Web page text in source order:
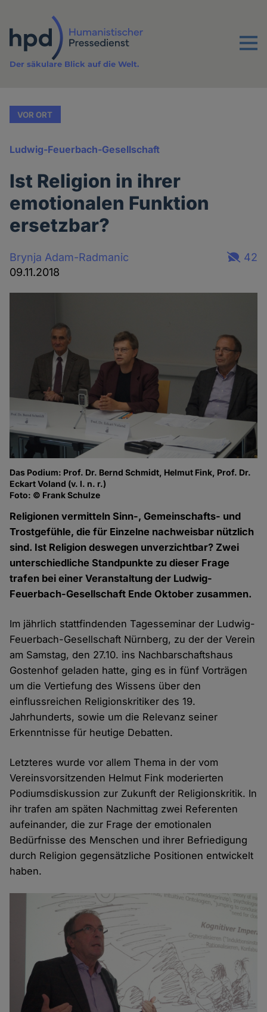
Inhalt
Menu
Der säkulare Blick auf die Welt.
VOR ORT
Ludwig-Feuerbach-Gesellschaft
Ist Religion in ihrer
emotionalen Funktion
ersetzbar?
Brynja Adam-Radmanic
09.11.2018
42
Das Podium: Prof. Dr. Bernd Schmidt, Helmut Fink, Prof. Dr.
Eckart Voland (v. l. n. r.)
Foto: © Frank Schulze
Religionen vermitteln Sinn-, Gemeinschafts- und
Trostgefühle, die für Einzelne nachweisbar nützlich
sind. Ist Religion deswegen unverzichtbar? Zwei
unterschiedliche Standpunkte zu dieser Frage
trafen bei einer Veranstaltung der Ludwig-
Feuerbach-Gesellschaft Ende Oktober zusammen.
Im jährlich stattfindenden Tagesseminar der Ludwig-
Feuerbach-Gesellschaft Nürnberg, zu der der Verein
am Samstag, den 27.10. ins Nachbarschaftshaus
Gostenhof geladen hatte, ging es in fünf Vorträgen
um die Vertiefung des Wissens über den
einflussreichen Religionskritiker des 19.
Jahrhunderts, sowie um die Relevanz seiner
Erkenntnisse für heutige Debatten.
Letzteres wurde vor allem Thema in der vom
Vereinsvorsitzenden Helmut Fink moderierten
Podiumsdiskussion zur Zukunft der Religionskritik. In
ihr trafen am späten Nachmittag zwei Referenten
aufeinander, die zur Frage der emotionalen
Bedürfnisse des Menschen und ihrer Befriedigung
durch Religion gegensätzliche Positionen entwickelt
haben.